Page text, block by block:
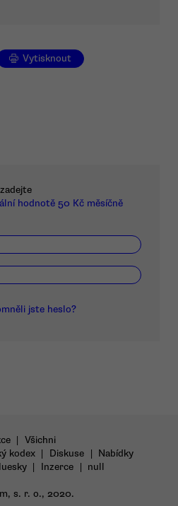
Vytisknout
hodnotě 50 Kč měsíčně
jste heslo?
| Všichni
kodex | Diskuse | Nabídky
| Inzerce | null
s. r. o., 2020.